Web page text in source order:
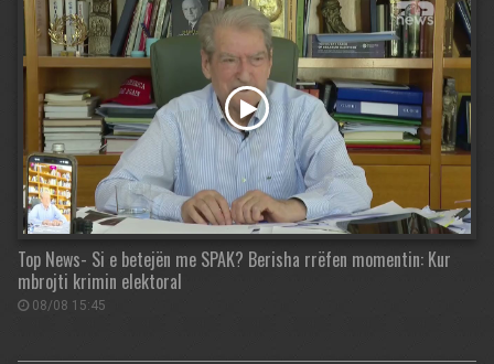
Top News- Si e betejën me SPAK? Berisha rrëfen momentin: Kur
mbrojti krimin elektoral
08/08 15:45